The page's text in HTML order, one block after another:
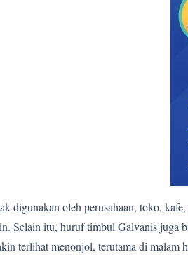
digunakan oleh perusahaan, toko,
Selain itu, huruf timbul Galvanis juga
terlihat menonjol, terutama di malam